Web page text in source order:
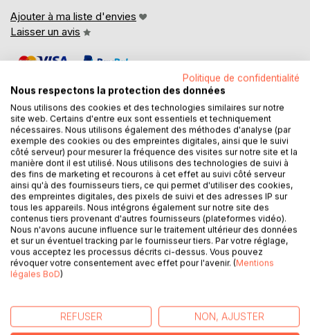
Ajouter à ma liste d'envies
Laisser un avis
DESCRIPTION
Nous ne pouvons pas être en bonne santé si nous habitons
dans un lieu malsain. Le présent livre est consacré à
l'harmonisation des lieux (habitat et lieux sacrés). Il détaille
les facteurs naturels, artificiels, métaphysiques et les
vécus de la Terre, qui influent sur le foyer et ses
occupants. Il précise les moyens pour les identifier puis les
harmoniser. Un protocole progressif est proposé pour
mettre en pratique cette harmonisation en donnant des
est de transformer l'habitat en lieu de ressourcement vital.
Politique de confidentialité
Nous respectons la protection des données
Nous utilisons des cookies et des technologies similaires sur notre
site web. Certains d'entre eux sont essentiels et techniquement
nécessaires. Nous utilisons également des méthodes d'analyse (par
exemple des cookies ou des empreintes digitales, ainsi que le suivi
côté serveur) pour mesurer la fréquence des visites sur notre site et la
manière dont il est utilisé. Nous utilisons des technologies de suivi à
des fins de marketing et recourons à cet effet au suivi côté serveur
ainsi qu'à des fournisseurs tiers, ce qui permet d'utiliser des cookies,
des empreintes digitales, des pixels de suivi et des adresses IP sur
tous les appareils. Nous intégrons également sur notre site des
contenus tiers provenant d'autres fournisseurs (plateformes vidéo).
Nous n'avons aucune influence sur le traitement ultérieur des données
et sur un éventuel tracking par le fournisseur tiers. Par votre réglage,
vous acceptez les processus décrits ci-dessus. Vous pouvez
révoquer votre consentement avec effet pour l'avenir. (Mentions
légales BoD)
REFUSER NON, AJUSTER